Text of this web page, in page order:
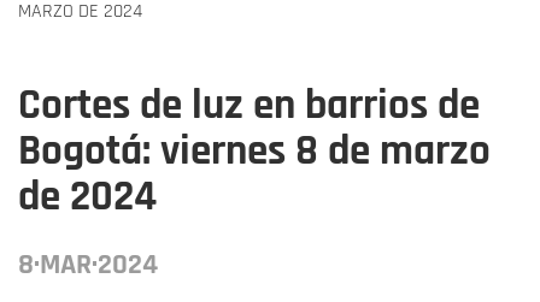
MARZO DE 2024
Cortes de luz en barrios de
Bogotá: viernes 8 de marzo
de 2024
8·MAR·2024